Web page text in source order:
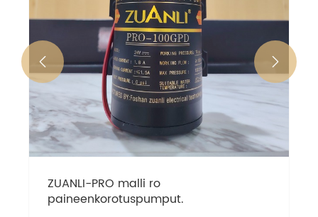
ZUANLI-PRO malli ro
paineenkorotuspumput.
 